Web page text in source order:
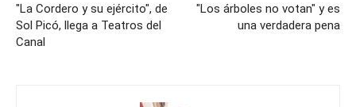
"La Cordero y su ejército", de
Sol Picó, llega a Teatros del
Canal
"Los árboles no votan" y es
una verdadera pena